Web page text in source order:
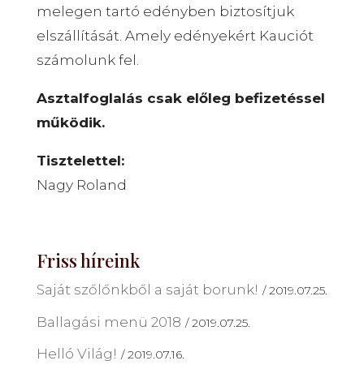
melegen tartó edényben biztosítjuk
elszállítását. Amely edényekért Kauciót
számolunk fel.
Asztalfoglalás csak előleg befizetéssel
működik.
Tisztelettel:
Nagy Roland
Friss híreink
Saját szőlőnkből a saját borunk! 2019.07.25.
Ballagási menü 2018 2019.07.25.
Helló Világ! 2019.07.16.